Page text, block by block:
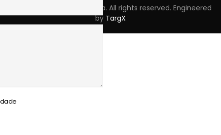
Copyright © 2023 Skpro, Lda. All rights reserved. Engineered
by TargX